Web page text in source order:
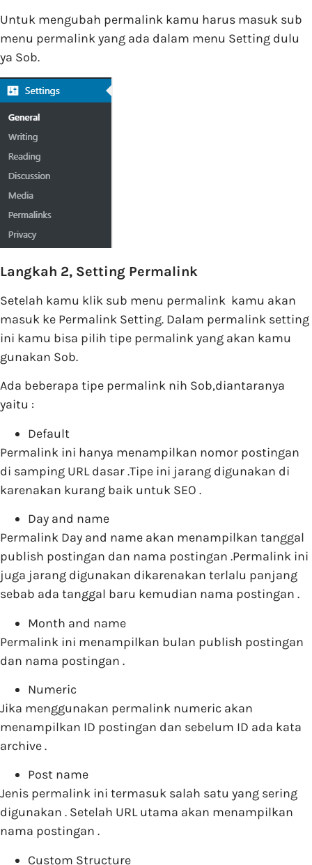
Untuk mengubah permalink kamu harus masuk sub
menu permalink yang ada dalam menu Setting dulu
ya Sob.
Langkah 2, Setting Permalink
Setelah kamu klik sub menu permalink kamu akan
masuk ke Permalink Setting. Dalam permalink setting
ini kamu bisa pilih tipe permalink yang akan kamu
gunakan Sob.
Ada beberapa tipe permalink nih Sob,diantaranya
yaitu :
Default
Permalink ini hanya menampilkan nomor postingan
di samping URL dasar .Tipe ini jarang digunakan di
karenakan kurang baik untuk SEO .
Day and name
Permalink Day and name akan menampilkan tanggal
publish postingan dan nama postingan .Permalink ini
juga jarang digunakan dikarenakan terlalu panjang
sebab ada tanggal baru kemudian nama postingan .
Month and name
Permalink ini menampilkan bulan publish postingan
dan nama postingan .
Numeric
Jika menggunakan permalink numeric akan
menampilkan ID postingan dan sebelum ID ada kata
archive .
Post name
Jenis permalink ini termasuk salah satu yang sering
digunakan . Setelah URL utama akan menampilkan
nama postingan .
Custom Structure